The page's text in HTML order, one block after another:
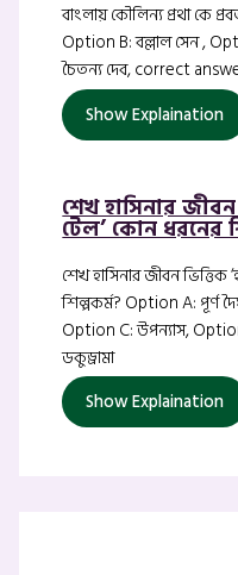
বাংলায় কৌলিন্য প্রথা কে
Option B: বল্লাল সেন ,
চৈতন্য দেব, correct
Show Explaination
শেখ হাসিনার জীবন
টেল’ কোন ধরনের
শেখ হাসিনার জীবন ভিত্তিক
শিল্পকর্ম? Option A: পূর্ণ
Option C: উপন্যাস,
ডকুড্রামা
Show Explaination